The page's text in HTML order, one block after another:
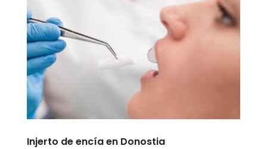
Injerto de encía en Donostia